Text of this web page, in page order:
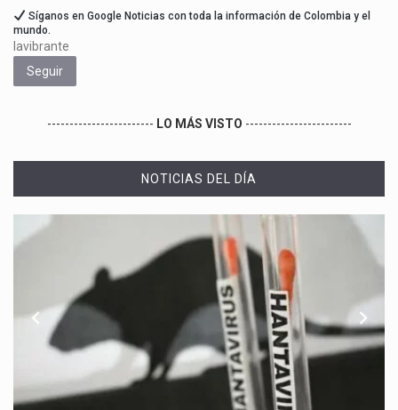
Síganos en Google Noticias con toda la información de Colombia y el
mundo.
lavibrante
Seguir
------------------------ LO MÁS VISTO ------------------------
NOTICIAS DEL DÍA